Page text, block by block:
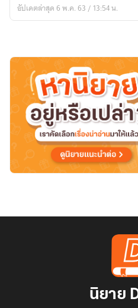
อัปเดตล่าสุด 6 พ.ค. 63 / 13:54 น.
นิยาย